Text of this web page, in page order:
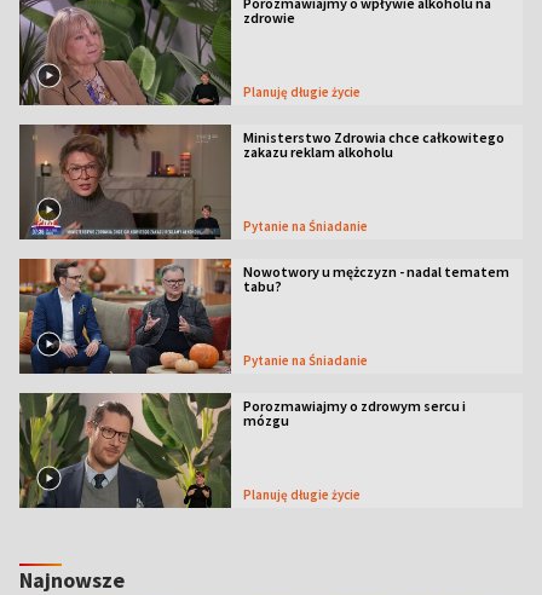
zdrowie
Planuję długie życie
Ministerstwo Zdrowia chce całkowitego
zakazu reklam alkoholu
Pytanie na Śniadanie
Nowotwory u mężczyzn - nadal tematem
tabu?
Pytanie na Śniadanie
Porozmawiajmy o zdrowym sercu i
mózgu
Planuję długie życie
Najnowsze